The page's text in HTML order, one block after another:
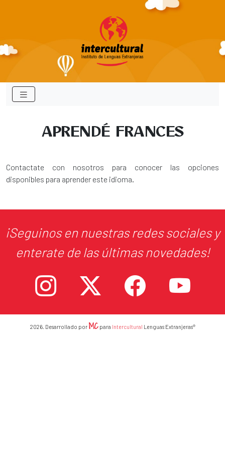
APRENDÉ FRANCES
Contactate con nosotros para conocer las opciones
disponibles para aprender este idioma.
¡Seguinos en nuestras redes sociales y
enterate de las últimas novedades!
2026. Desarrollado por MCpara Intercultural Lenguas Extranjeras®